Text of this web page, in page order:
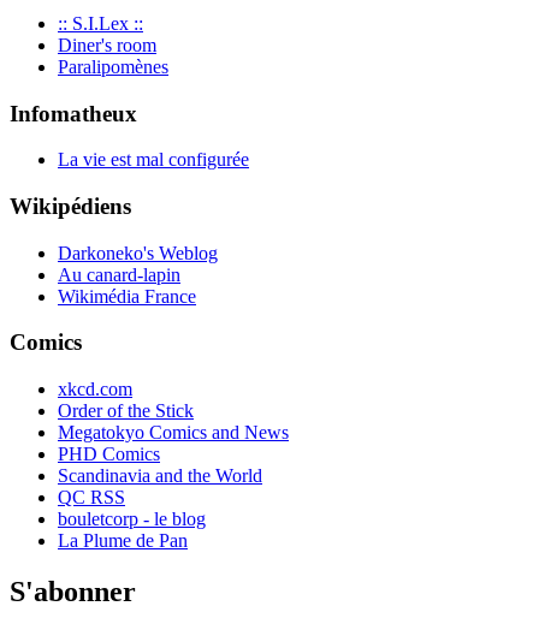
:: S.I.Lex ::
Diner's room
Paralipomènes
Infomatheux
La vie est mal configurée
Wikipédiens
Darkoneko's Weblog
Au canard-lapin
Wikimédia France
Comics
xkcd.com
Order of the Stick
Megatokyo Comics and News
PHD Comics
Scandinavia and the World
QC RSS
bouletcorp - le blog
La Plume de Pan
S'abonner